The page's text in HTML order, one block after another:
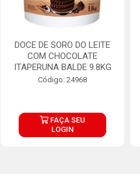
DOCE DE SORO DO LEITE
COM CHOCOLATE
ITAPERUNA BALDE 9.8KG
Código: 24968
FAÇA SEU
LOGIN